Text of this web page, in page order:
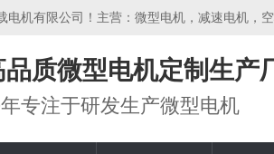
限公司！主营：微型电机，减速电机，空
品质微型电机定制生产
年专注于研发生产微型电机